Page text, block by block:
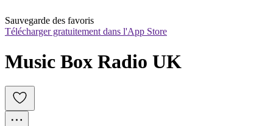
Sauvegarde des favoris
Télécharger gratuitement dans l'App Store
Music Box Radio UK